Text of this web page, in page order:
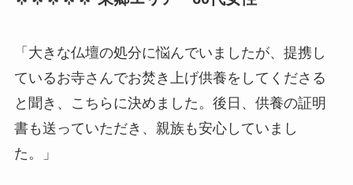
「大きな仏壇の処分に悩んでいましたが、提携し
ているお寺さんでお焚き上げ供養をしてくださる
と聞き、こちらに決めました。後日、供養の証明
書も送っていただき、親族も安心していまし
た。」